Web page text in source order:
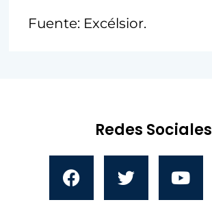
Fuente: Excélsior.
Redes Sociales